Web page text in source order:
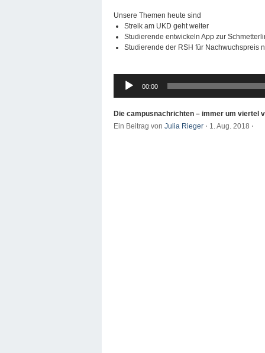
Unsere Themen heute sind
Streik am UKD geht weiter
Studierende entwickeln App zur
Studierende der RSH für Nachwuchspreis
Audio-
Player
00:00
Die campusnachrichten – immer um viertel
Ein Beitrag von Julia Rieger ⋅ 1. Aug. 2018 ⋅